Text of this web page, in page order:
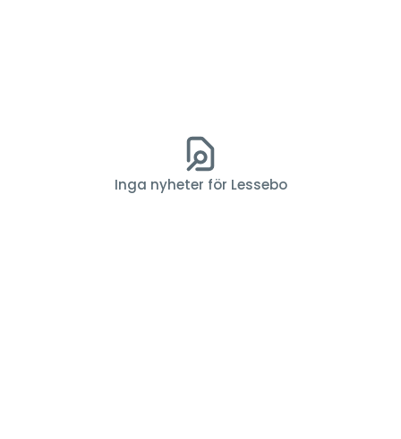
Inga nyheter för Lessebo